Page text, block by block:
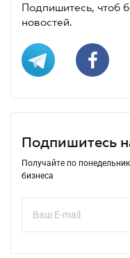
Подпишитесь, чтоб
новостей.
Подпишитесь
Получайте по
бизнеса